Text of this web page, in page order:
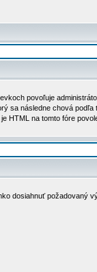
povoľuje
následne chová
HTML na tomto fóre
dosiahnuť požadovaný